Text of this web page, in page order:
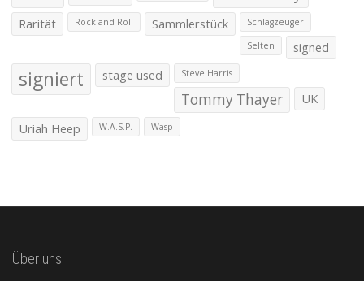
Rarität Rock and Roll Sammlerstück Schlagzeuger
Selten signed
signiert stage used Steve Harris
Tommy Thayer
UK
Uriah Heep
W.A.S.P. Wasp
Über uns